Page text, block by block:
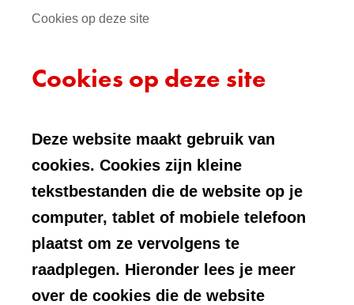
Cookies op deze site
Cookies op deze site
Deze website maakt gebruik van
cookies. Cookies zijn kleine
tekstbestanden die de website op je
computer, tablet of mobiele telefoon
plaatst om ze vervolgens te
raadplegen. Hieronder lees je meer
over de cookies die de website